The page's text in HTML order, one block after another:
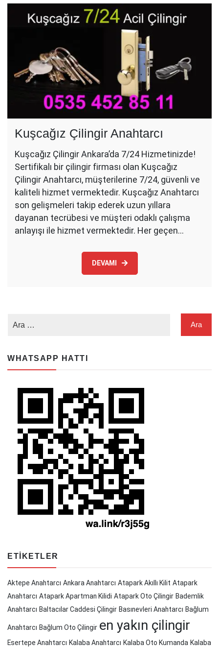
Kuşcağız Çilingir Anahtarcı
Kuşcağız Çilingir Ankara’da 7/24 Hizmetinizde!
Sertifikalı bir çilingir firması olan Kuşcağız
Çilingir Anahtarcı, müşterilerine 7/24, güvenli ve
kaliteli hizmet vermektedir. Kuşcağız Anahtarcı
son gelişmeleri takip ederek uzun yıllara
dayanan tecrübesi ve müşteri odaklı çalışma
anlayışı ile hizmet vermektedir. Her geçen…
DEVAMI
WHATSAPP HATTI
ETIKETLER
Aktepe Anahtarcı Ankara Anahtarcı Atapark Akıllı Kilit Atapark
Anahtarcı Atapark Apartman Kilidi Atapark Oto Çilingir Bademlik
Anahtarcı Baltacılar Caddesi Çilingir Basınevleri Anahtarcı Bağlum
Anahtarcı Bağlum Oto Çilingir en yakın çilingir
Esertepe Anahtarcı Kalaba Anahtarcı Kalaba Oto Kumanda Kalaba